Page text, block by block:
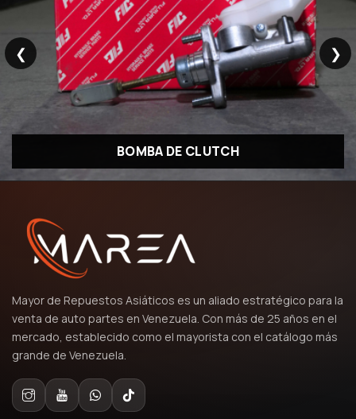
❮
BOMBA DE CLUTCH
❯
Mayor de Repuestos Asiáticos es un aliado estratégico para la
venta de auto partes en Venezuela. Con más de 25 años en el
mercado, establecido como el mayorista con el catálogo más
grande de Venezuela.